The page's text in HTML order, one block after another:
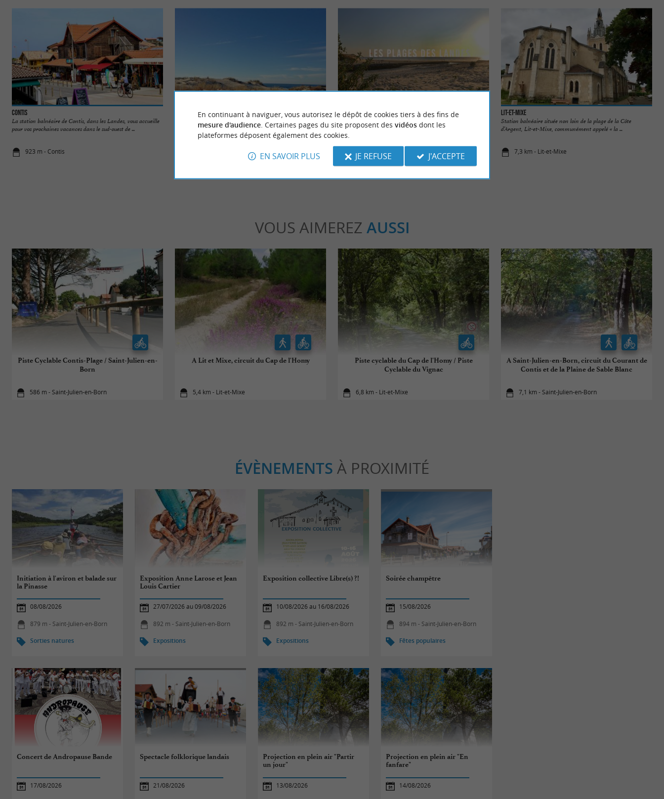
Contis
La station balnéaire de Contis, dans les Landes, vous accueille
pour vos prochaines vacances dans le sud-ouest de ...
923 m - Contis
Plage de Saint-Julien-en-Born
Cette plage se situe à l’embouchure du courant côtier de Contis.
Son caractère sauvage est apprécié des ...
Plage du Cap de l’Homy
C’est l’une des plus belles plages des Landes, un spot incroyable
pour admirer le coucher du soleil. Elle est ...
7,2 km - Lit-et-Mixe
Lit-et-Mixe
Station balnéaire située non loin de la plage de la Côte
d’Argent, Lit-et-Mixe, communément appelé « la ...
7,3 km - Lit-et-Mixe
VOUS AIMEREZ AUSSI
Piste Cyclable Contis-Plage / Saint-Julien-en-
Born
586 m - Saint-Julien-en-Born
A Lit et Mixe, circuit du Cap de l'Homy
5,4 km - Lit-et-Mixe
Piste cyclable du Cap de l'Homy / Piste
Cyclable du Vignac
6,8 km - Lit-et-Mixe
A Saint-Julien-en-Born, circuit du Courant de
Contis et de la Plaine de Sable Blanc
7,1 km - Saint-Julien-en-Born
ÉVÈNEMENTS À PROXIMITÉ
Initiation à l'aviron et balade sur
la Pinasse
08/08/2026
879 m - Saint-Julien-en-Born
Sorties natures
Exposition Anne Larose et Jean
Louis Cartier
27/07/2026 au 09/08/2026
892 m - Saint-Julien-en-Born
Expositions
Exposition collective Libre(s) ?!
10/08/2026 au 16/08/2026
892 m - Saint-Julien-en-Born
Expositions
Soirée champêtre
15/08/2026
894 m - Saint-Julien-en-Born
Fêtes populaires
Concert de Andropause Bande
17/08/2026
Spectacle folklorique landais
21/08/2026
Projection en plein air "Partir
un jour"
13/08/2026
Projection en plein air "En
fanfare"
14/08/2026
En continuant à naviguer, vous autorisez le dépôt de cookies tiers à des fins de
mesure d'audience. Certaines pages du site proposent des vidéosdont les
plateformes déposent également des cookies.
EN SAVOIR PLUS JE REFUSE J'ACCEPTE